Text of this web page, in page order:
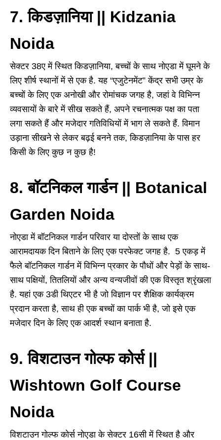
7. किडज़ानिया || Kidzania
Noida
सेक्टर 38ए में स्थित किडज़ानिया, बच्चों के साथ नोएडा में घूमने के
लिए शीर्ष स्थानों में से एक है. यह “एजुटेनमेंट” केंद्र सभी उम्र के
बच्चों के लिए एक अनोखी और रोमांचक जगह है, जहां वे विभिन्न
व्यवसायों के बारे में सीख सकते हैं, अपने रचनात्मक पक्ष का पता
लगा सकते हैं और मजेदार गतिविधियों में भाग ले सकते हैं. विमान
उड़ाना सीखने से लेकर बढ़ई बनने तक, किडज़ानिया के पास हर
किसी के लिए कुछ न कुछ है!
8. बॉटनिकल गार्डन || Botanical
Garden Noida
नोएडा में बॉटनिकल गार्डन परिवार या दोस्तों के साथ एक
आरामदायक दिन बिताने के लिए एक परफेक्ट जगह है. 5 एकड़ में
फैले बॉटनिकल गार्डन में विभिन्न प्रकार के पौधों और पेड़ों के साथ-
साथ पक्षियों, तितलियों और अन्य वन्यजीवों की एक विस्तृत श्रृंखला
है. यहां एक 3डी थिएटर भी है जो विज्ञान पर शैक्षिक कार्यक्रम
प्रदान करता है, साथ ही एक बच्चों का पार्क भी है, जो इसे एक
मजेदार दिन के लिए एक आदर्श स्थान बनाता है.
9. विशटाउन गोल्फ कोर्स ||
Wishtown Golf Course
Noida
विशटाउन गोल्फ कोर्स नोएडा के सेक्टर 16सी में स्थित है और